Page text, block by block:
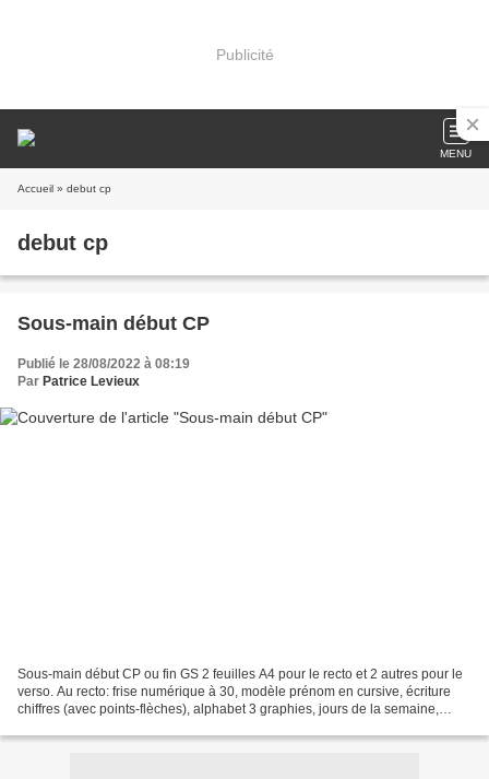
Publicité
MENU
Accueil » debut cp
debut cp
Sous-main début CP
Publié le 28/08/2022 à 08:19
Par Patrice Levieux
Sous-main début CP ou fin GS 2 feuilles A4 pour le recto et 2 autres pour le
verso. Au recto: frise numérique à 30, modèle prénom en cursive, écriture
chiffres (avec points-flèches), alphabet 3 graphies, jours de la semaine,